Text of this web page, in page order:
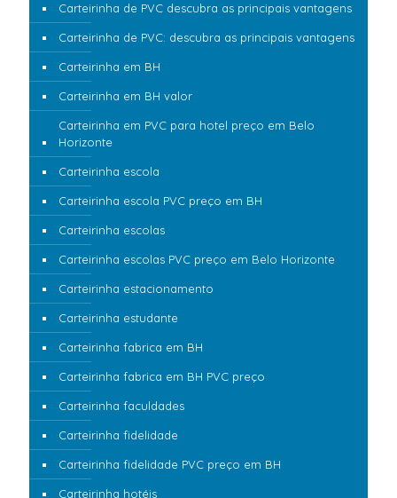
Carteirinha de PVC descubra as principais vantagens
Carteirinha de PVC: descubra as principais vantagens
Carteirinha em BH
Carteirinha em BH valor
Carteirinha em PVC para hotel preço em Belo
Horizonte
Carteirinha escola
Carteirinha escola PVC preço em BH
Carteirinha escolas
Carteirinha escolas PVC preço em Belo Horizonte
Carteirinha estacionamento
Carteirinha estudante
Carteirinha fabrica em BH
Carteirinha fabrica em BH PVC preço
Carteirinha faculdades
Carteirinha fidelidade
Carteirinha fidelidade PVC preço em BH
Carteirinha hotéis